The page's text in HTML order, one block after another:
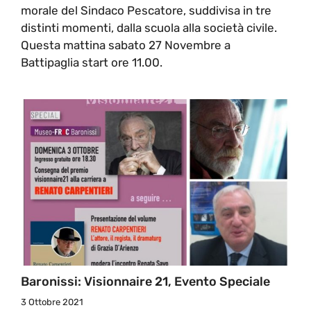
morale del Sindaco Pescatore, suddivisa in tre
distinti momenti, dalla scuola alla società civile.
Questa mattina sabato 27 Novembre a
Battipaglia start ore 11.00.
Baronissi: Visionnaire 21, Evento Speciale
3 Ottobre 2021